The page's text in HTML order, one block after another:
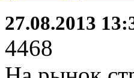
27.08.2013
4468